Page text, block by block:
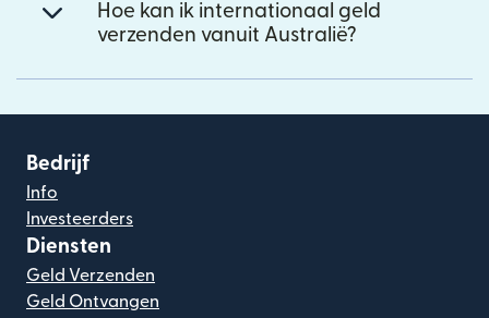
Hoe kan ik internationaal geld
verzenden vanuit Australië?
Bedrijf
Info
Investeerders
Diensten
Geld Verzenden
Geld Ontvangen